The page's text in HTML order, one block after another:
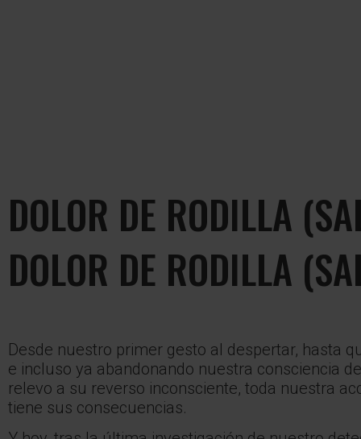
DOLOR DE RODILLA
DOLOR DE RODILLA
Desde nuestro primer gesto al despertar, hasta
e incluso ya abandonando nuestra consciencia
relevo a su reverso inconsciente, toda nuestra
tiene sus consecuencias.